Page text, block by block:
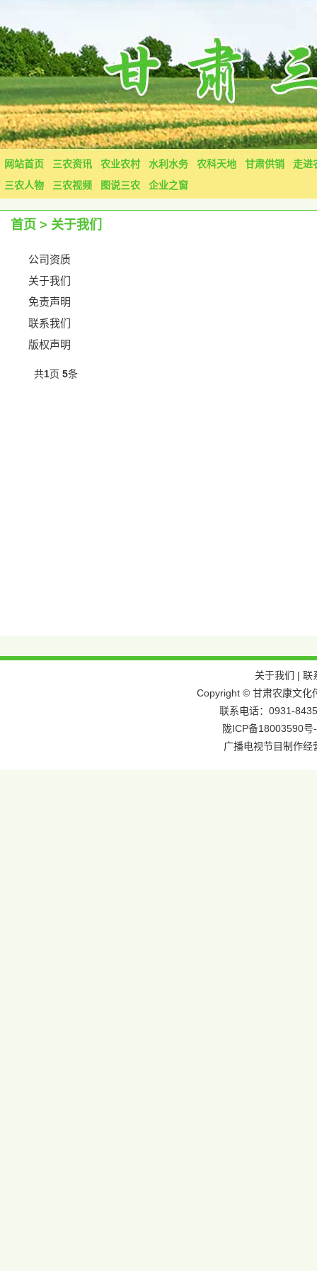
网站首页 三农资讯 农业农村 水利水务 农科天地 甘肃供销
走进
三农人物
三农视频 图说三农 企业之窗
首页 > 关于我们
公司资质
关于我们
免责声明
联系我们
版权声明
共1页 5条
关于我们 | 联
Copyright © 甘肃农康文化
联系电话：0931-
陇ICP备18003590号
广播电视节目制作